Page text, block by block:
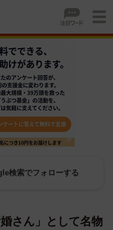
検索でフォローする
さん」として名物